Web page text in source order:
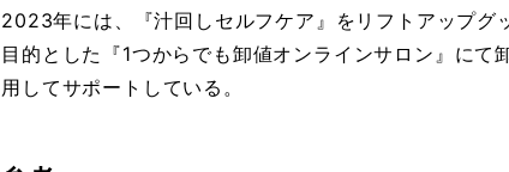
2023年には、『汁回しセルフケア』をリフトアップグ
目的とした『1つからでも卸値オンラインサロン』に
用してサポートしている。